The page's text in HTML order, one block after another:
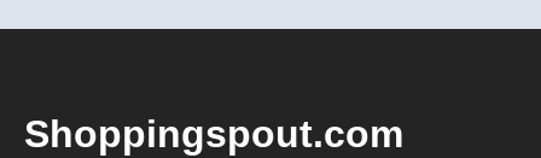
Shoppingspout.com